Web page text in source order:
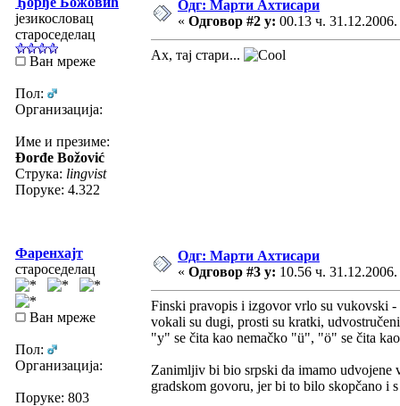
језикословац
староседелац
Ван мреже
Пол:
Организација:
Име и презиме:
Đorđe Božović
Струка: lingvist
Поруке: 4.322
Одг: Марти Ахтисари
« Одговор #2 у: 00.13 ч. 31.12.2006.
Ах, тај стари...
Фаренхајт
староседелац
Ван мреже
Пол:
Организација:
Поруке: 803
Одг: Марти Ахтисари
« Одговор #3 у: 10.56 ч. 31.12.2006.
Finski pravopis i izgovor vrlo su vukovski
vokali su dugi, prosti su kratki,
"y" se čita kao nemačko "ü", "ö" se čita
Zanimljiv bi bio srpski da imamo udvojene
gradskom govoru, jer bi to bilo skopčano i